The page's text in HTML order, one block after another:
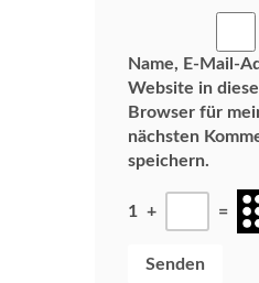
Name, E-Mail-
Website in
Browser für
nächsten
speichern.
1 + =